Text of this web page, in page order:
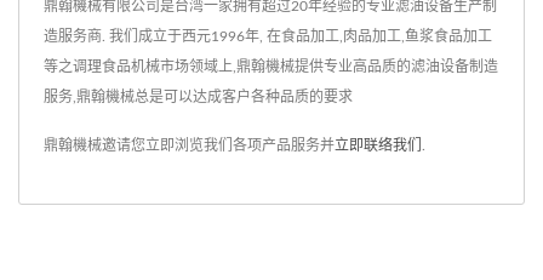
鼎翰機械有限公司是台湾一家拥有超过20年经验的专业滤油设备生产制
造服务商. 我们成立于西元1996年, 在食品加工,肉品加工,鱼浆食品加工
等之调理食品机械市场领域上,鼎翰機械提供专业高品质的滤油设备制造
服务,鼎翰機械总是可以达成客户各种品质的要求
鼎翰機械邀请您立即浏览我们各项产品服务并立即联络我们